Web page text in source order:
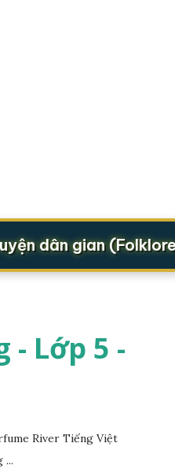
dân gian (Folklore
Lớp 5 -
River Tiếng Việt
...